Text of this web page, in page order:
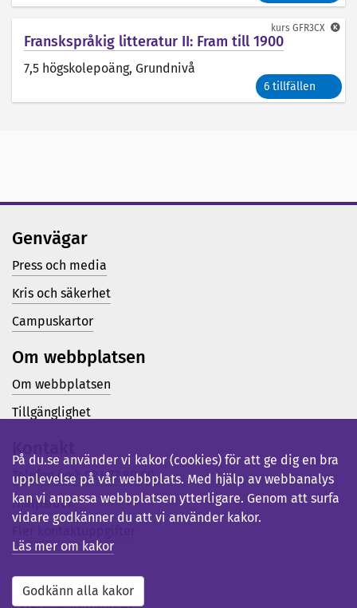
Franskspråkig litteratur II: Fram till 1900
7,5 högskolepoäng, Grundnivå
6 tillfällen
kurs GFR3CX
Genvägar
Press och media
Kris och säkerhet
Campuskartor
Om webbplatsen
Om webbplatsen
Tillgänglighet
Kontakt
Telefon (vx): 023-77 80 00
Hjälpsidor
På du.se använder vi kakor (cookies) för att ge dig en bra
upplevelse på vår webbplats. Med hjälp av webbanalys
kan vi anpassa webbplatsen ytterligare. Genom att surfa
vidare godkänner du att vi använder kakor.
Läs mer om kakor
Godkänn alla kakor